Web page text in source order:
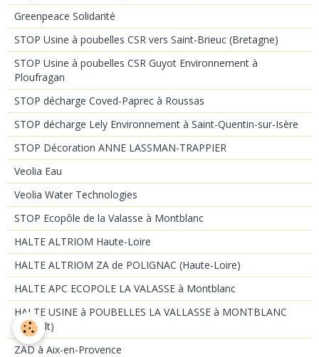
Greenpeace Solidarité
STOP Usine à poubelles CSR vers Saint-Brieuc (Bretagne)
STOP Usine à poubelles CSR Guyot Environnement à
Ploufragan
STOP décharge Coved-Paprec à Roussas
STOP décharge Lely Environnement à Saint-Quentin-sur-Isère
STOP Décoration ANNE LASSMAN-TRAPPIER
Veolia Eau
Veolia Water Technologies
STOP Ecopôle de la Valasse à Montblanc
HALTE ALTRIOM Haute-Loire
HALTE ALTRIOM ZA de POLIGNAC (Haute-Loire)
HALTE APC ECOPOLE LA VALASSE à Montblanc
HALTE USINE à POUBELLES LA VALLASSE à MONTBLANC
(Hérault)
ZAD à Aix-en-Provence